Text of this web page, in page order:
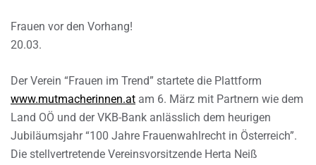
Frauen vor den Vorhang!
20.03.
Der Verein “Frauen im Trend” startete die Plattform
www.mutmacherinnen.at am 6. März mit Partnern wie dem
Land OÖ und der VKB-Bank anlässlich dem heurigen
Jubiläumsjahr “100 Jahre Frauenwahlrecht in Österreich”.
Die stellvertretende Vereinsvorsitzende Herta Neiß